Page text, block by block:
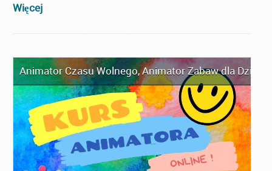
Więcej
Animator Czasu Wolnego,Animator Zabaw dla Dzieci